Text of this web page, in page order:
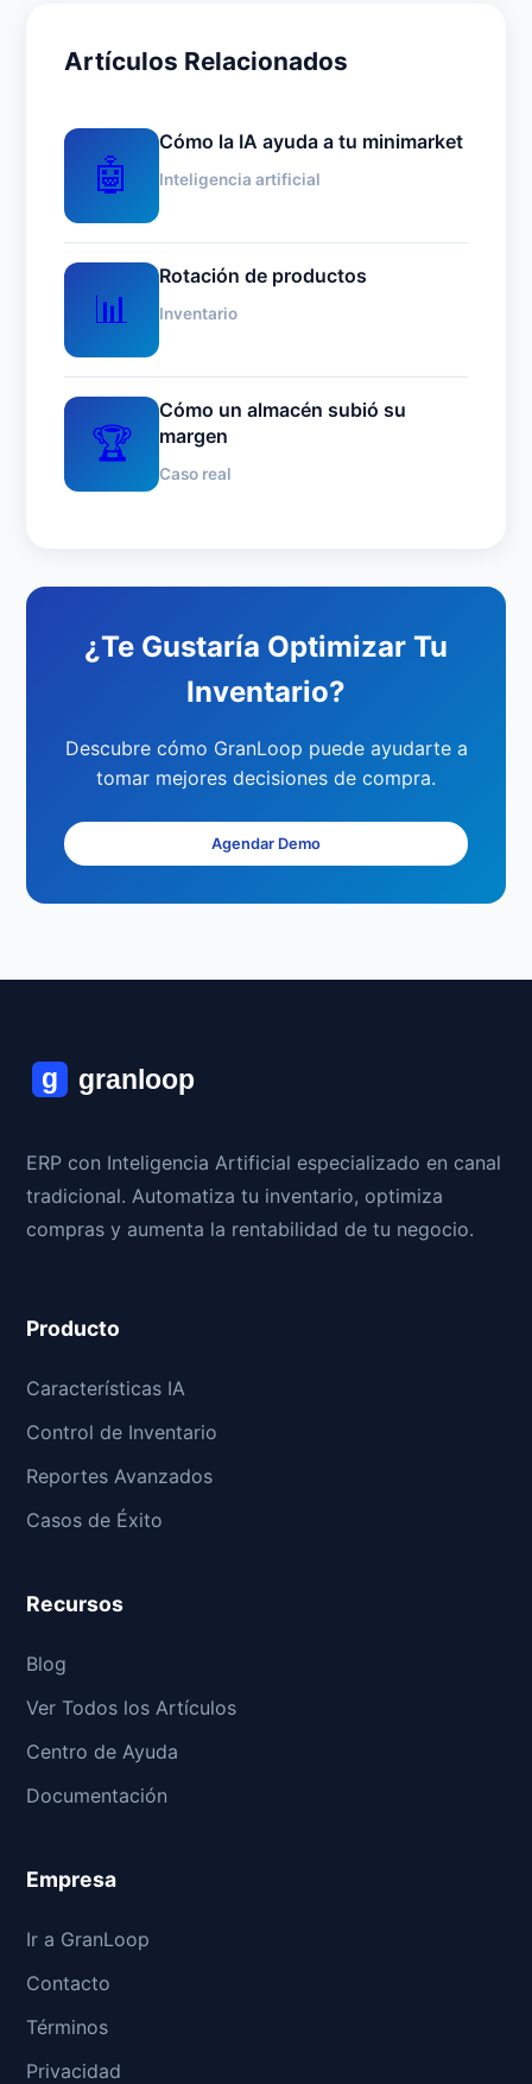
Artículos Relacionados
🤖
Cómo la IA ayuda a tu minimarket
Inteligencia artificial
📊
Rotación de productos
Inventario
🏆
Cómo un almacén subió su
margen
Caso real
¿Te Gustaría Optimizar Tu
Inventario?
Descubre cómo GranLoop puede ayudarte a
tomar mejores decisiones de compra.
Agendar Demo
ERP con Inteligencia Artificial especializado en canal
tradicional. Automatiza tu inventario, optimiza
compras y aumenta la rentabilidad de tu negocio.
Producto
Características IA
Control de Inventario
Reportes Avanzados
Casos de Éxito
Recursos
Blog
Ver Todos los Artículos
Centro de Ayuda
Documentación
Empresa
Ir a GranLoop
Contacto
Términos
Privacidad